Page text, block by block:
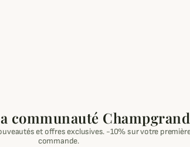
communauté Champgrand
et offres exclusives. -10% sur votre
commande.